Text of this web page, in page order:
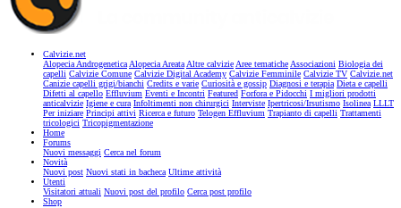
Calvizie.net
Alopecia AndrogeneticaAlopecia AreataAltre calvizieAree tematicheAssociazioni Biologia dei
capelli Calvizie Comune Calvizie Digital Academy Calvizie Femminile Calvizie TV Calvizie.net
Canizie capelli grigi/bianchi Credits e varie Curiosità e gossip Diagnosi e terapia Dieta e capelli
Difetti al capello Effluvium Eventi e Incontri Featured Forfora e Pidocchi I migliori prodotti
anticalvizie Igiene e cura Infoltimenti non chirurgici Interviste Ipertricosi/Irsutismo Isolinea LLLT
Per iniziare Principi attivi Ricerca e futuro Telogen Effluvium Trapianto di capelli Trattamenti
tricologici Tricopigmentazione
Home
Forums
Nuovi messaggi Cerca nel forum
Novità
Nuovi post Nuovi stati in bacheca Ultime attività
Utenti
Visitatori attuali Nuovi post del profilo Cerca post profilo
Shop